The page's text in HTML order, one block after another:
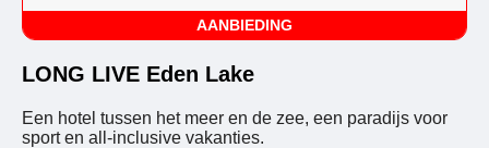
AANBIEDING
LONG LIVE Eden Lake
Een hotel tussen het meer en de zee, een paradijs voor
sport en all-inclusive vakanties.